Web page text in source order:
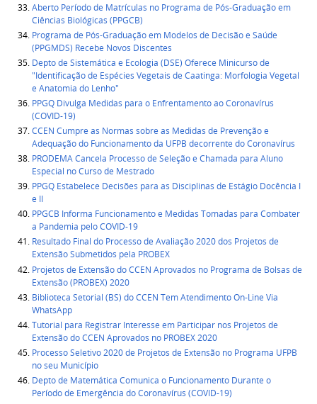
Aberto Período de Matrículas no Programa de Pós-Graduação em
Ciências Biológicas (PPGCB)
Programa de Pós-Graduação em Modelos de Decisão e Saúde
(PPGMDS) Recebe Novos Discentes
Depto de Sistemática e Ecologia (DSE) Oferece Minicurso de
"Identificação de Espécies Vegetais de Caatinga: Morfologia Vegetal
e Anatomia do Lenho"
PPGQ Divulga Medidas para o Enfrentamento ao Coronavírus
(COVID-19)
CCEN Cumpre as Normas sobre as Medidas de Prevenção e
Adequação do Funcionamento da UFPB decorrente do Coronavírus
PRODEMA Cancela Processo de Seleção e Chamada para Aluno
Especial no Curso de Mestrado
PPGQ Estabelece Decisões para as Disciplinas de Estágio Docência I
e II
PPGCB Informa Funcionamento e Medidas Tomadas para Combater
a Pandemia pelo COVID-19
Resultado Final do Processo de Avaliação 2020 dos Projetos de
Extensão Submetidos pela PROBEX
Projetos de Extensão do CCEN Aprovados no Programa de Bolsas de
Extensão (PROBEX) 2020
Biblioteca Setorial (BS) do CCEN Tem Atendimento On-Line Via
WhatsApp
Tutorial para Registrar Interesse em Participar nos Projetos de
Extensão do CCEN Aprovados no PROBEX 2020
Processo Seletivo 2020 de Projetos de Extensão no Programa UFPB
no seu Município
Depto de Matemática Comunica o Funcionamento Durante o
Período de Emergência do Coronavírus (COVID-19)